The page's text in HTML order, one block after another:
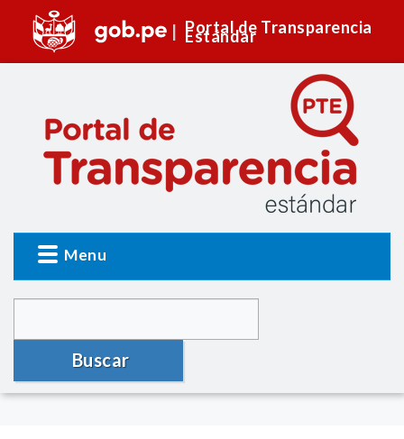
Portal de Transparencia
Estándar
Menu
Buscar